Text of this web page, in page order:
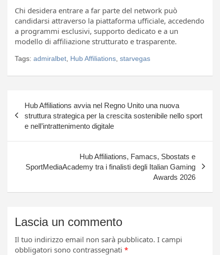
Chi desidera entrare a far parte del network può
candidarsi attraverso la piattaforma ufficiale, accedendo
a programmi esclusivi, supporto dedicato e a un
modello di affiliazione strutturato e trasparente.
Tags: admiralbet Hub Affiliations starvegas
articoli
Hub Affiliations avvia nel Regno Unito una nuova
struttura strategica per la crescita sostenibile nello sport
e nell’intrattenimento digitale
Hub Affiliations, Famacs, Sbostats e
SportMediaAcademy tra i finalisti degli Italian Gaming
Awards 2026
Lascia un commento
Il tuo indirizzo email non sarà pubblicato. I campi
obbligatori sono contrassegnati *